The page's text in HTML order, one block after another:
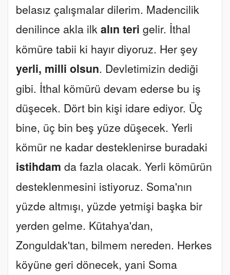
belasız çalışmalar dilerim. Madencilik
denilince akla ilk alın teri gelir. İthal
kömüre tabii ki hayır diyoruz. Her şey
yerli, milli olsun. Devletimizin dediği
gibi. İthal kömürü devam ederse bu iş
düşecek. Dört bin kişi idare ediyor. Üç
bine, üç bin beş yüze düşecek. Yerli
kömür ne kadar desteklenirse buradaki
istihdam da fazla olacak. Yerli kömürün
desteklenmesini istiyoruz. Soma'nın
yüzde altmışı, yüzde yetmişi başka bir
yerden gelme. Kütahya'dan,
Zonguldak'tan, bilmem nereden. Herkes
köyüne geri dönecek, yani Soma